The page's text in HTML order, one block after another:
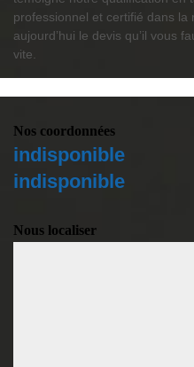
professionnel et certifié dans la
aujourd’hui le devis qu’il vous
vite.
Nos coordonnées
indisponible
indisponible
Nous localiser